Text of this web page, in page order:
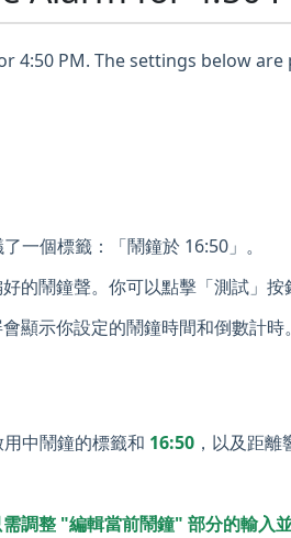
4:50 PM. The settings below
一個標籤：「鬧鐘於 16:50」。
的鬧鐘聲。你可以點擊「測試」按
顯示你設定的鬧鐘時間和倒數計時
中鬧鐘的標籤和 16:50 ，以及距離
調整 "編輯當前鬧鐘" 部分的輸入